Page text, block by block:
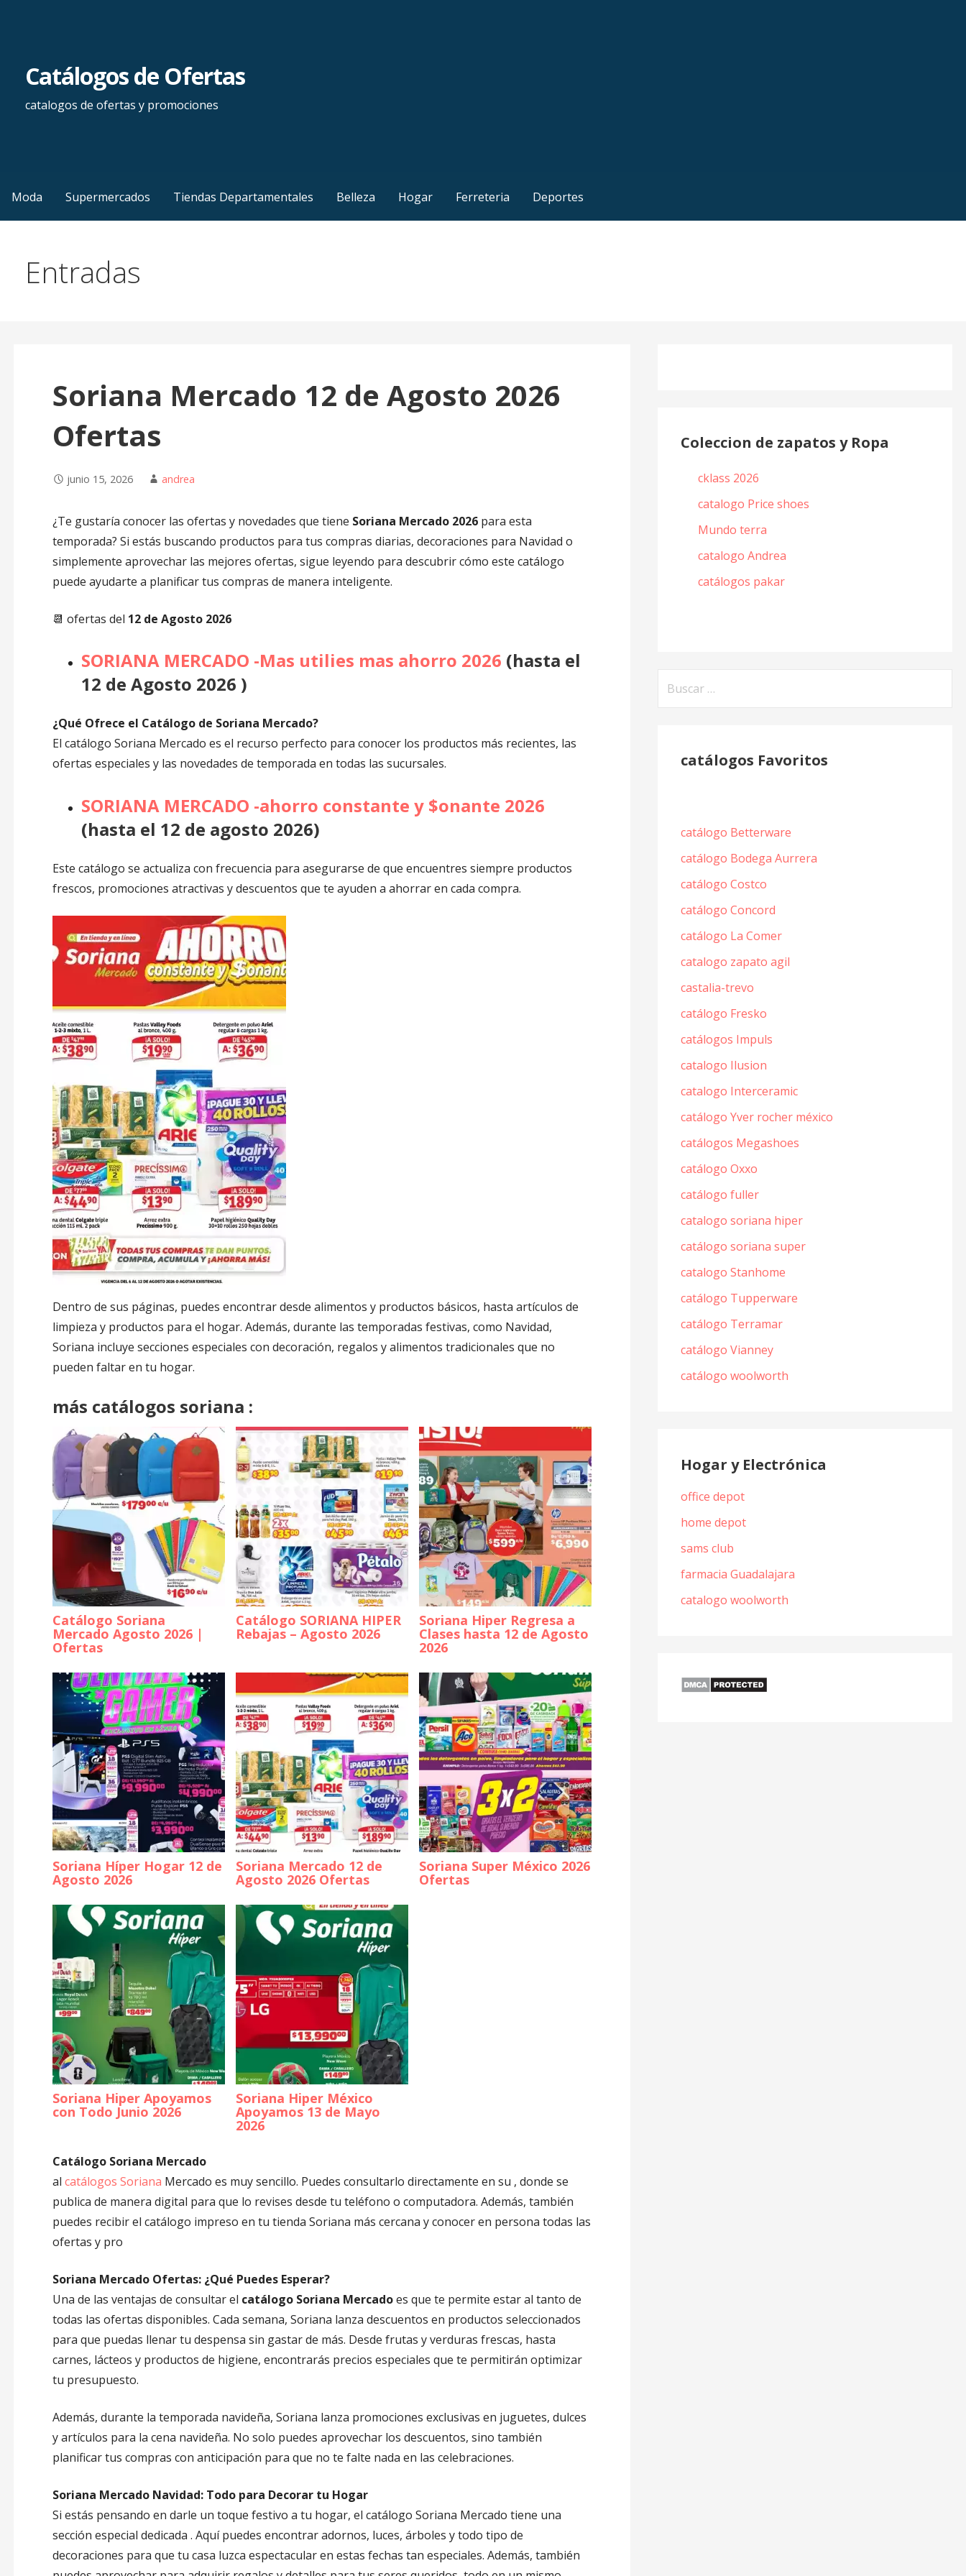
Catálogos de Ofertas
catalogos de ofertas y promociones
Moda Supermercados Tiendas Departamentales Belleza Hogar Ferreteria Deportes
Entradas
Soriana Mercado 12 de Agosto 2026
Ofertas
junio 15, 2026 andrea
¿Te gustaría conocer las ofertas y novedades que tiene Soriana Mercado 2026para esta
temporada? Si estás buscando productos para tus compras diarias, decoraciones para Navidad o
simplemente aprovechar las mejores ofertas, sigue leyendo para descubrir cómo este catálogo
puede ayudarte a planificar tus compras de manera inteligente.
📆 ofertas del 12 de Agosto 2026
SORIANA MERCADO -Mas utilies mas ahorro 2026 (hasta el
12 de Agosto 2026 )
¿Qué Ofrece el Catálogo de Soriana Mercado?
El catálogo Soriana Mercado es el recurso perfecto para conocer los productos más recientes, las
ofertas especiales y las novedades de temporada en todas las sucursales.
SORIANA MERCADO -ahorro constante y $onante 2026
(hasta el 12 de agosto 2026)
Este catálogo se actualiza con frecuencia para asegurarse de que encuentres siempre productos
frescos, promociones atractivas y descuentos que te ayuden a ahorrar en cada compra.
Dentro de sus páginas, puedes encontrar desde alimentos y productos básicos, hasta artículos de
limpieza y productos para el hogar. Además, durante las temporadas festivas, como Navidad,
Soriana incluye secciones especiales con decoración, regalos y alimentos tradicionales que no
pueden faltar en tu hogar.
más catálogos soriana :
Catálogo Soriana
Mercado Agosto 2026 |
Ofertas
Catálogo SORIANA HIPER
Rebajas – Agosto 2026
Soriana Hiper Regresa a
Clases hasta 12 de Agosto
2026
Soriana Híper Hogar 12 de
Agosto 2026
Soriana Mercado 12 de
Agosto 2026 Ofertas
Soriana Super México 2026
Ofertas
Soriana Hiper Apoyamos
con Todo Junio 2026
Soriana Hiper México
Apoyamos 13 de Mayo
2026
Catálogo Soriana Mercado
al catálogos Soriana Mercado es muy sencillo. Puedes consultarlo directamente en su , donde se
publica de manera digital para que lo revises desde tu teléfono o computadora. Además, también
puedes recibir el catálogo impreso en tu tienda Soriana más cercana y conocer en persona todas las
ofertas y pro
Soriana Mercado Ofertas: ¿Qué Puedes Esperar?
Una de las ventajas de consultar el catálogo Soriana Mercadoes que te permite estar al tanto de
todas las ofertas disponibles. Cada semana, Soriana lanza descuentos en productos seleccionados
para que puedas llenar tu despensa sin gastar de más. Desde frutas y verduras frescas, hasta
carnes, lácteos y productos de higiene, encontrarás precios especiales que te permitirán optimizar
tu presupuesto.
Además, durante la temporada navideña, Soriana lanza promociones exclusivas en juguetes, dulces
y artículos para la cena navideña. No solo puedes aprovechar los descuentos, sino también
planificar tus compras con anticipación para que no te falte nada en las celebraciones.
Soriana Mercado Navidad: Todo para Decorar tu Hogar
Si estás pensando en darle un toque festivo a tu hogar, el catálogo Soriana Mercado tiene una
sección especial dedicada . Aquí puedes encontrar adornos, luces, árboles y todo tipo de
decoraciones para que tu casa luzca espectacular en estas fechas tan especiales. Además, también
Coleccion de zapatos y Ropa
cklass 2026
catalogo Price shoes
Mundo terra
catalogo Andrea
catálogos pakar
catálogos Favoritos
catálogo Betterware
catálogo Bodega Aurrera
catálogo Costco
catálogo Concord
catálogo La Comer
catalogo zapato agil
castalia-trevo
catálogo Fresko
catálogos Impuls
catalogo Ilusion
catalogo Interceramic
catálogo Yver rocher méxico
catálogos Megashoes
catálogo Oxxo
catálogo fuller
catalogo soriana hiper
catálogo soriana super
catalogo Stanhome
catálogo Tupperware
catálogo Terramar
catálogo Vianney
catálogo woolworth
Hogar y Electrónica
office depot
home depot
sams club
farmacia Guadalajara
catalogo woolworth